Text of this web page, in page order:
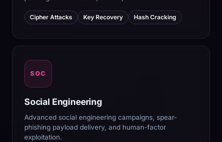
Cipher Attacks Key Recovery Hash Cracking
SOC
Social Engineering
Advanced social engineering campaigns, spear-
phishing payload delivery, and human-factor
exploitation.